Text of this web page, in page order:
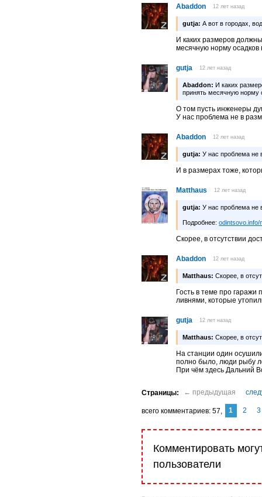
Abaddon 12 лет назад
gutja: А вот в городах,
И каких размеров
месячную норму
gutja 12 лет назад
Abaddon: И каких
принять месячную норму
О том пусть инженеры
У нас проблема не в
Abaddon 12 лет назад
gutja: У нас проблема не
И в размерах тоже,
Matthaus 12 лет назад
gutja: У нас проблема не
Подробнее:odintsovo.info/
Скорее, в отсутствии
Abaddon 12 лет назад
Matthaus: Скорее, в
Гость в теме про гаражи
ливнями, которые
gutja 12 лет назад
Matthaus: Скорее, в
На станции один
полно было, люди рыбу
При чём здесь Дальний
комментариев 57 1 2 3
Комментировать
пользователи